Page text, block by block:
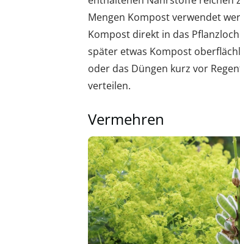
Mengen Kompost verwendet
Kompost direkt in das
später etwas Kompost
oder das Düngen kurz vor
verteilen.
Vermehren